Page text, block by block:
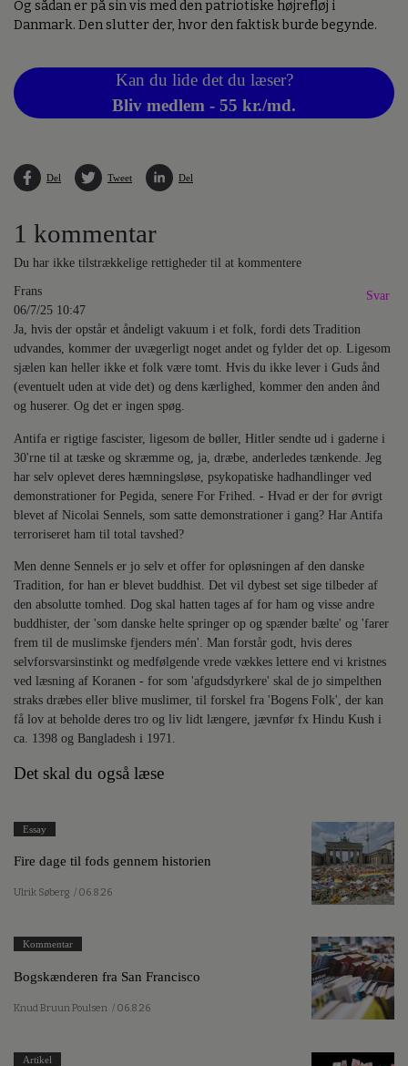
Og sådan er på sin vis med den patriotiske højrefløj i
Danmark. Den slutter der, hvor den faktisk burde begynde.
Kan du lide det du læser?
Bliv medlem - 55 kr./md.
Del Tweet Del
1 kommentar
Du har ikke tilstrækkelige rettigheder til at kommentere
Frans
06/7/25 10:47
Ja, hvis der opstår et åndeligt vakuum i et folk, fordi dets Tradition
udvandes, kommer der uvægerligt noget andet og fylder det op. Ligesom
sjælen kan heller ikke et folk være tomt. Hvis du ikke lever i Guds ånd
(eventuelt uden at vide det) og dens kærlighed, kommer den anden ånd
og huserer. Og det er ingen spøg.
Antifa er rigtige fascister, ligesom de bøller, Hitler sendte ud i gaderne i
30'rne til at tæske og skræmme og, ja, dræbe, anderledes tænkende. Jeg
har selv oplevet deres hæmningsløse, psykopatiske hadhandlinger ved
demonstrationer for Pegida, senere For Frihed. - Hvad er der for øvrigt
blevet af Nicolai Sennels, som satte demonstrationer i gang? Har Antifa
terroriseret ham til total tavshed?
Men denne Sennels er jo selv et offer for opløsningen af den danske
Tradition, for han er blevet buddhist. Det vil dybest set sige tilbeder af
den absolutte tomhed. Dog skal hatten tages af for ham og visse andre
buddhister, der 'som danske helte springer op og spænder bælte' og 'farer
frem til de muslimske fjenders mén'. Man forstår godt, hvis deres
selvforsvarsinstinkt og medfølgende vrede vækkes lettere end vi kristnes
ved læsning af Koranen - for som 'afgudsdyrkere' skal de jo simpelthen
straks dræbes eller blive muslimer, til forskel fra 'Bogens Folk', der kan
få lov at beholde deres tro og liv lidt længere, jævnfør fx Hindu Kush i
ca. 1398 og Bangladesh i 1971.
Svar
Det skal du også læse
Essay
Fire dage til fods gennem historien
Ulrik Søberg / 06.8.26
Kommentar
Bogskænderen fra San Francisco
Knud Bruun Poulsen / 06.8.26
Artikel